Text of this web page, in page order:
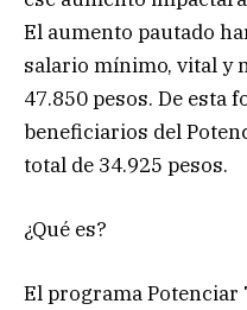
El aumento pautado
salario mínimo, vital y
47.850 pesos. De esta
beneficiarios del
total de 34.925 pesos.
¿Qué es?
El programa Potenciar